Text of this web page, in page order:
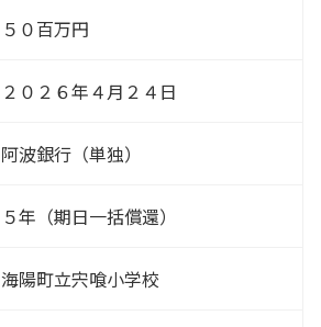
５０百万円
２０２６年４月２４日
阿波銀行（単独）
５年（期日一括償還）
海陽町立宍喰小学校